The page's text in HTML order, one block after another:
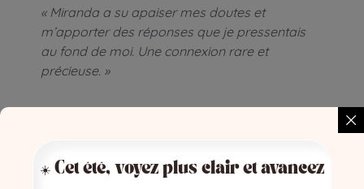
« Miranda a su apaiser mes doutes et
m’apporter des réponses que je pressentais
au fond de moi. Une connexion rare et
précieuse. »
Consultez son planning ici
☀️ Cet été, voyez plus clair et avancez